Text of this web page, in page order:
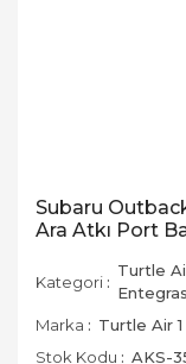
Subaru
Ara Atkı Port
Kategori
Turtle
Marka
Turtle Air 1
Stok Kodu
AKS-